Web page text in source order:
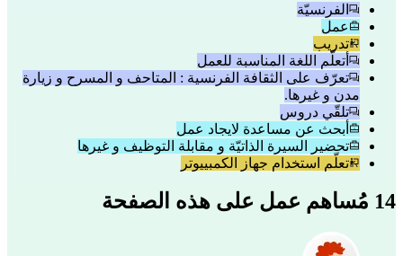
الفرنسيّة
عمل
تدريب
أتعلّم اللغة المناسبة للعمل
تعرّف على الثقافة الفرنسية : المتاحف و المسرح و زيارة
مدن و غيرها.
تلقّي دروس
أبحث عن مساعدة لايجاد عمل
تحضير السيرة الذاتيّة و مقابلة التوظيف و غيرها
تعلّم استخدام جهاز الكمبييوتر
14 مُساهم عمل على هذه الصفحة